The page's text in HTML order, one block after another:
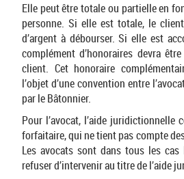
Elle peut être totale ou partielle en
personne. Si elle est totale, le
d’argent à débourser. Si elle est
complément d’honoraires devra
client. Cet honoraire
l’objet d’une convention entre
par le Bâtonnier.
Pour l’avocat, l’aide juridictionnelle
forfaitaire, qui ne tient pas compte
Les avocats sont dans tous les cas
refuser d’intervenir au titre de l’aide